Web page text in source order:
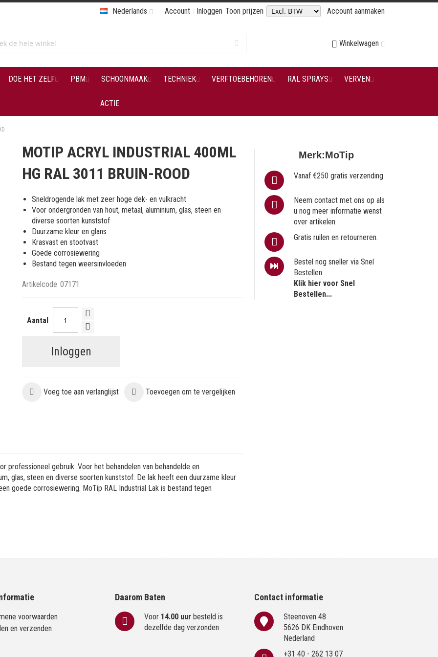
Account Inloggen Toon prijzen Account aanmaken
Nederlands
Winkelwagen
DOE HET ZELF PBM SCHOONMAAK TECHNIEK VERFTOEBEHOREN RAL SPRAYS VERVEN
ACTIE
MOTIP ACRYL INDUSTRIAL 400ML
HG RAL 3011 BRUIN-ROOD
Sneldrogende lak met zeer hoge dek- en vulkracht
Voor ondergronden van hout, metaal, aluminium, glas, steen en
diverse soorten kunststof
Duurzame kleur en glans
Krasvast en stootvast
Goede corrosiewering
Bestand tegen weersinvloeden
Artikelcode 07171
Aantal
Inloggen
Voeg toe aan verlanglijst Toevoegen om te vergelijken
Merk:MoTip
Vanaf €250 gratis verzending
Neem contact met ons op als
u nog meer informatie wenst
over artikelen.
Gratis ruilen en retourneren.
Bestel nog sneller via Snel
Bestellen
Klik hier voor Snel
Bestellen...
professioneel gebruik. Voor het behandelen van behandelde en
glas, steen en diverse soorten kunststof. De lak heeft een duurzame kleur
goede corrosiewering. MoTip RAL Industrial Lak is bestand tegen
voorwaarden
en verzenden
Daarom Baten
Voor 14.00 uur besteld is
dezelfde dag verzonden
Contact informatie
Steenoven 48
5626 DK Eindhoven
Nederland
+31 40 - 262 13 07